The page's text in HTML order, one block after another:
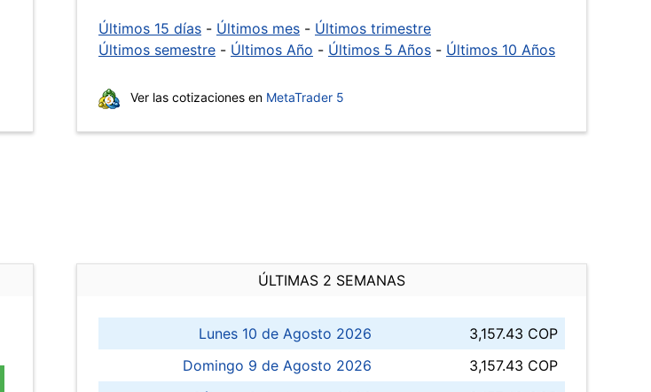
Últimos 15 días - Últimos mes - Últimos trimestre
Últimos semestre - Últimos Año - Últimos 5 Años - Últimos 10 Años
Ver las cotizaciones en MetaTrader 5
ÚLTIMAS 2 SEMANAS
Lunes 10 de Agosto 2026
3,157.43 COP
Domingo 9 de Agosto 2026
3,157.43 COP